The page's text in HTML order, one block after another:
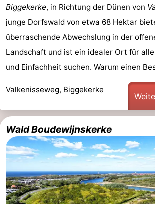
Biggekerke, in Richtung der Dünen von
junge Dorfswald von etwa 68 Hektar
überraschende Abwechslung in der
Landschaft und ist ein idealer Ort für
und Einfachheit suchen. Warum einen
Valkenisseweg, Biggekerke
Wald Boudewijnskerke